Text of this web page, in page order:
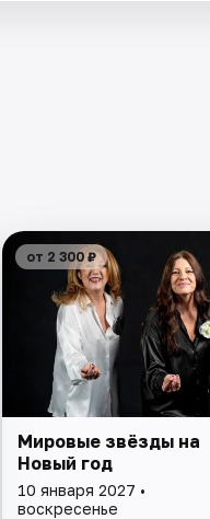
от 2 300 ₽
Мировые звёзды на
Новый год
10 января 2027 •
воскресенье